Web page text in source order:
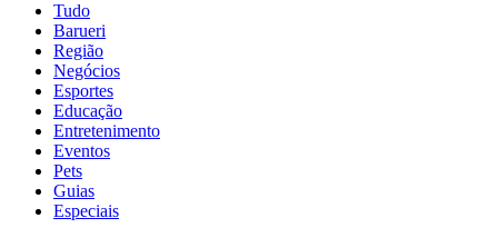
Tudo
Barueri
Região
Negócios
Esportes
Educação
Entretenimento
Eventos
Pets
Guias
Especiais